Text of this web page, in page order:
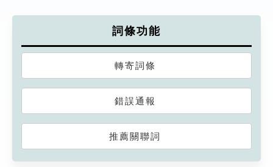
詞條功能
轉寄詞條
錯誤通報
推薦關聯詞